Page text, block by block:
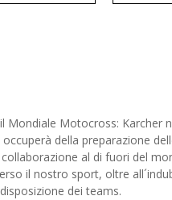
Mondiale Motocross: Karcher
della preparazione
al di fuori del
il nostro sport, oltre
dei teams.